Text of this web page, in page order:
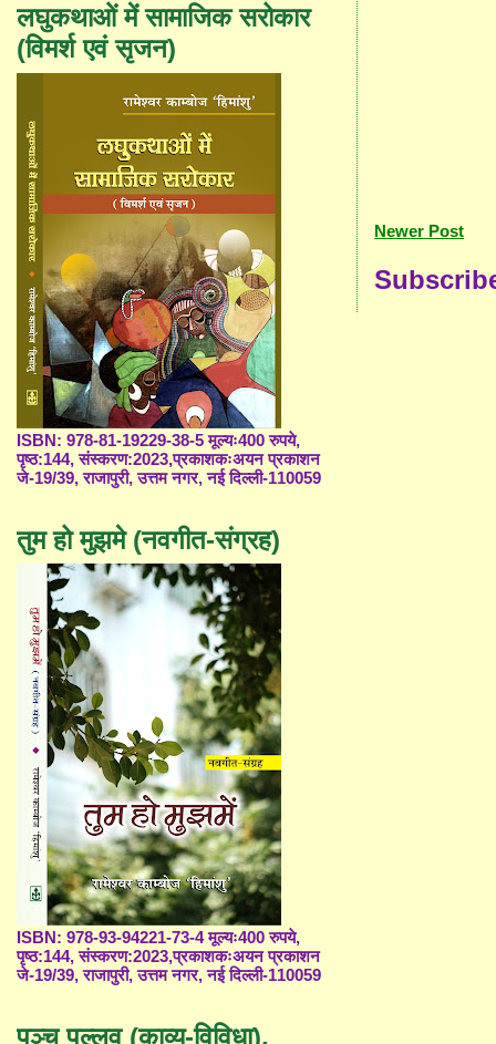
Newer Post
लघुकथाओं में सामाजिक सरोकार
(विमर्श एवं सृजन)
ISBN: 978-81-19229-38-5 मूल्यः400 रुपये,
पृष्ठ:144, संस्करण:2023,प्रकाशकःअयन प्रकाशन
जे-19/39, राजापुरी, उत्तम नगर, नई दिल्ली-110059
तुम हो मुझमे (नवगीत-संग्रह)
ISBN: 978-93-94221-73-4 मूल्यः400 रुपये,
पृष्ठ:144, संस्करण:2023,प्रकाशकःअयन प्रकाशन
जे-19/39, राजापुरी, उत्तम नगर, नई दिल्ली-110059
पञ्च पल्लव (काव्य-विविधा),